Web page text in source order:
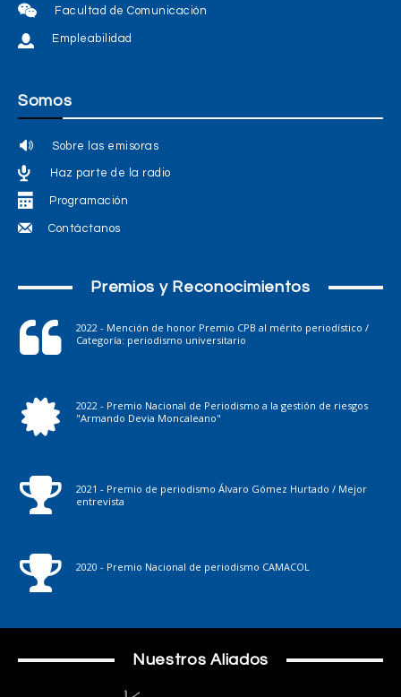
Facultad de Comunicación
Empleabilidad
Somos
Sobre las emisoras
Haz parte de la radio
Programación
Contáctanos
Premios y Reconocimientos
2022 - Mención de honor Premio CPB al mérito periodístico /
Categoría: periodismo universitario
2022 - Premio Nacional de Periodismo a la gestión de riesgos
"Armando Devia Moncaleano"
2021 - Premio de periodismo Álvaro Gómez Hurtado / Mejor
entrevista
2020 - Premio Nacional de periodismo CAMACOL
Nuestros Aliados